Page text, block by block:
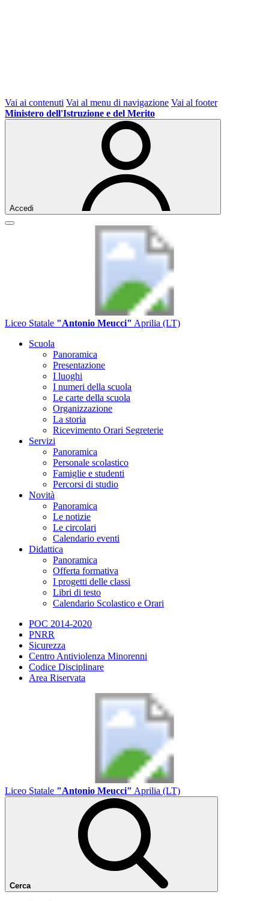
Vai ai contenuti Vai al menu di navigazione Vai al footer
Ministero dell'Istruzione e del Merito
Accedi
Liceo Statale "Antonio Meucci" Aprilia (LT)
Scuola
Panoramica
Presentazione
I luoghi
I numeri della scuola
Le carte della scuola
Organizzazione
La storia
Ricevimento Orari Segreterie
Servizi
Panoramica
Personale scolastico
Famiglie e studenti
Percorsi di studio
Novità
Panoramica
Le notizie
Le circolari
Calendario eventi
Didattica
Panoramica
Offerta formativa
I progetti delle classi
Libri di testo
Calendario Scolastico e Orari
POC 2014-2020
PNRR
Sicurezza
Centro Antiviolenza Minorenni
Codice Disciplinare
Area Riservata
Liceo Statale "Antonio Meucci" Aprilia (LT)
Cerca